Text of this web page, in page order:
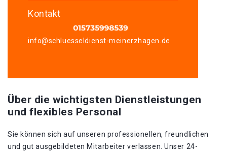
Kontakt
info@schluesseldienst-meinerzhagen.de
Über die wichtigsten Dienstleistungen
und flexibles Personal
Sie können sich auf unseren professionellen, freundlichen
und gut ausgebildeten Mitarbeiter verlassen. Unser 24-